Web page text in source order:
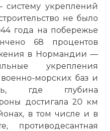
систему укреплений
не было
года на побережье
68 процентов
в Нормандии —
укрепления
морских баз и
где глубина
достигала 20 км
в том числе и в
противодесантная